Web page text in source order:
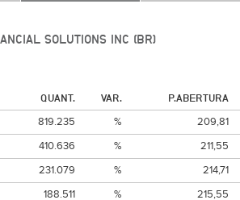
SOLUTIONS INC (BR)
QUANT. VAR. P.ABERTURA
819.235 %
209,81
410.636 %
211,55
231.079 %
214,71
188.511 %
215,55